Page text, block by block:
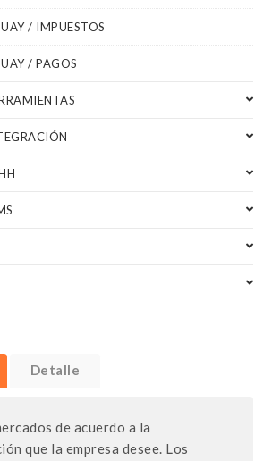
/ IMPUESTOS
/ PAGOS
Detalle
de acuerdo a la
que la empresa desee. Los